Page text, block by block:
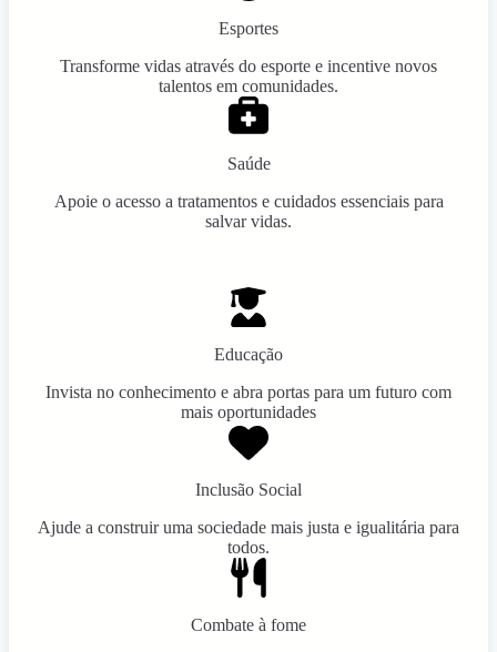
Esportes
Transforme vidas através do esporte e incentive novos
talentos em comunidades.
Saúde
Apoie o acesso a tratamentos e cuidados essenciais para
salvar vidas.
Educação
Invista no conhecimento e abra portas para um futuro com
mais oportunidades
Inclusão Social
Ajude a construir uma sociedade mais justa e igualitária para
todos.
Combate à fome